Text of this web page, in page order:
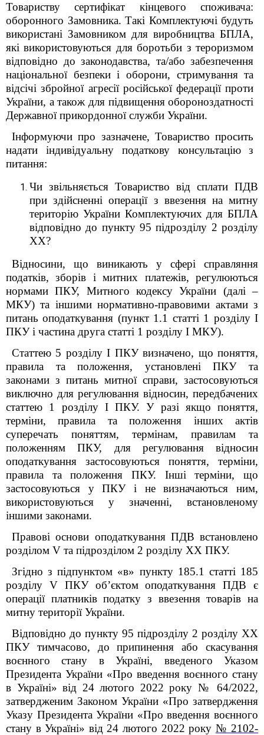
Товариству сертифікат кінцевого споживача:
оборонного Замовника. Такі Комплектуючі будуть
використані Замовником для виробництва БПЛА,
які використовуються для боротьби з тероризмом
відповідно до законодавства, та/або забезпечення
національної безпеки і оборони, стримування та
відсічі збройної агресії російської федерації проти
України, а також для підвищення обороноздатності
Державної прикордонної служби України.
Інформуючи про зазначене, Товариство просить
надати індивідуальну податкову консультацію з
питання:
Чи звільняється Товариство від сплати ПДВ
при здійсненні операції з ввезення на митну
територію України Комплектуючих для БПЛА
відповідно до пункту 95 підрозділу 2 розділу
XX?
Відносини, що виникають у сфері справляння
податків, зборів і митних платежів, регулюються
нормами ПКУ, Митного кодексу України (далі –
МКУ) та іншими нормативно-правовими актами з
питань оподаткування (пункт 1.1 статті 1 розділу І
ПКУ і частина друга статті 1 розділу І МКУ).
Статтею 5 розділу І ПКУ визначено, що поняття,
правила та положення, установлені ПКУ та
законами з питань митної справи, застосовуються
виключно для регулювання відносин, передбачених
статтею 1 розділу І ПКУ.У разі якщо поняття,
терміни, правила та положення інших актів
суперечать поняттям, термінам, правилам та
положенням ПКУ, для регулювання відносин
оподаткування застосовуються поняття, терміни,
правила та положення ПКУ. Інші терміни, що
застосовуються у ПКУ і не визначаються ним,
використовуються у значенні, встановленому
іншими законами.
Правові основи оподаткування ПДВ встановлено
розділом V та підрозділом 2 розділу XX ПКУ.
Згідно з підпунктом «в» пункту 185.1 статті 185
розділу V ПКУ об’єктом оподаткування ПДВ є
операції платників податку з ввезення товарів на
митну території України.
Відповідно до пункту 95 підрозділу 2 розділу XX
ПКУ тимчасово, до припинення або скасування
воєнного стану в Україні, введеного Указом
Президента України «Про введення воєнного стану
в Україні» від 24 лютого 2022 року № 64/2022,
затвердженим Законом України «Про затвердження
Указу Президента України «Про введення воєнного
стану в Україні» від 24 лютого 2022 року № 2102-